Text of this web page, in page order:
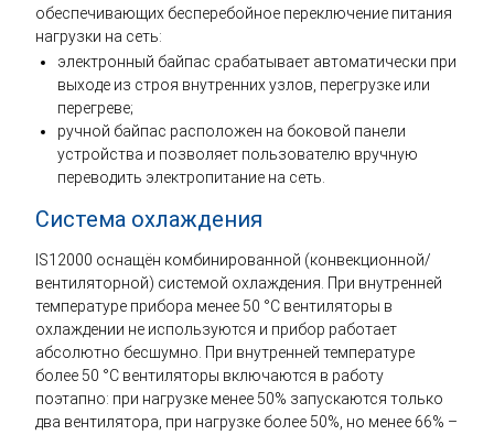
обеспечивающих бесперебойное переключение питания
нагрузки на сеть:
электронный байпас срабатывает автоматически при
выходе из строя внутренних узлов, перегрузке или
перегреве;
ручной байпас расположен на боковой панели
устройства и позволяет пользователю вручную
переводить электропитание на сеть.
Система охлаждения
IS12000 оснащён комбинированной (конвекционной/
вентиляторной) системой охлаждения. При внутренней
температуре прибора менее 50 °C вентиляторы в
охлаждении не используются и прибор работает
абсолютно бесшумно. При внутренней температуре
более 50 °C вентиляторы включаются в работу
поэтапно: при нагрузке менее 50% запускаются только
два вентилятора, при нагрузке более 50%, но менее 66% –